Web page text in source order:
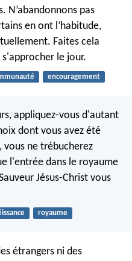
N’abandonnons pas
en ont l’habitude,
Faites cela
le jour.
encouragement
appliquez-vous d'autant
dont vous avez été
vous ne trébucherez
l'entrée dans le royaume
Jésus-Christ vous
royaume
étrangers ni des